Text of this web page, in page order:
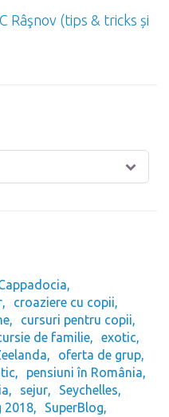
Râşnov (tips & tricks și
croaziere cu copii
cursuri pentru copii
de familie
exotic
oferta de grup
pensiuni în România
sejur
Seychelles
2018
SuperBlog